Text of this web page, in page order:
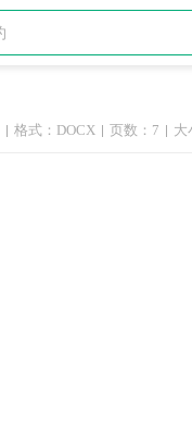
格式：DOCX 页数：7 大